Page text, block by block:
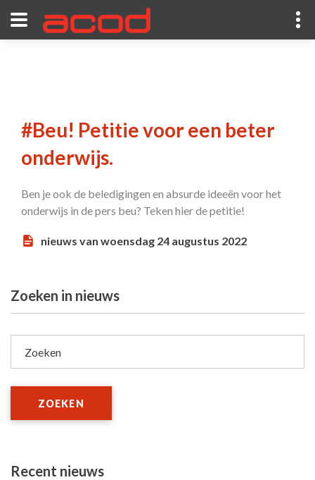
#Beu! Petitie voor een beter
onderwijs.
Ben je ook de beledigingen en absurde ideeën voor het
onderwijs in de pers beu? Teken hier de petitie!
nieuws van woensdag 24 augustus 2022
Zoeken in nieuws
Zoeken
ZOEKEN
Recent nieuws